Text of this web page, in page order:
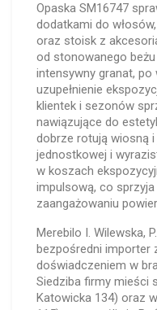
Opaska SM16747
dodatkami do
oraz stoisk z
od stonowanego
intensywny granat,
uzupełnienie
klientek i sezonów
nawiązujące do
dobrze rotują wiosną
jednostkowej i
w koszach
impulsową, co
zaangażowaniu
Merebilo I. Wilewska,
bezpośredni importer
doświadczeniem w
Siedziba firmy mieści
Katowicka 134) oraz